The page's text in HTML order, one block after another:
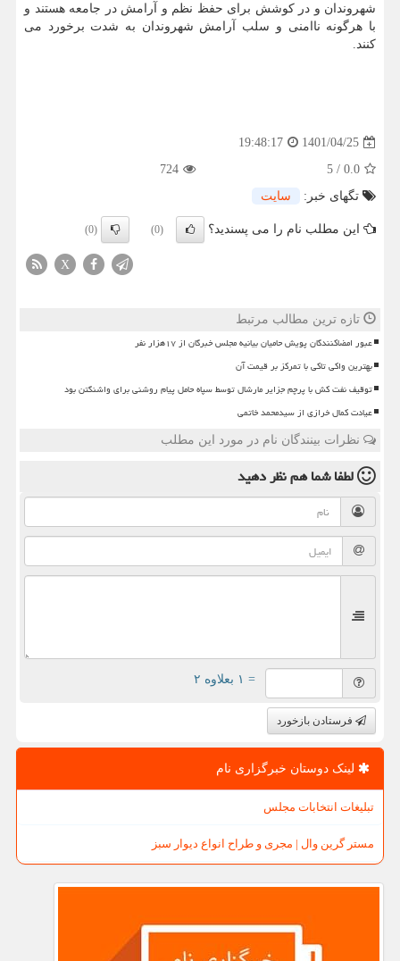
شهروندان و در کوشش برای حفظ نظم و آرامش در جامعه هستند و
با هرگونه ناامنی و سلب آرامش شهروندان به شدت برخورد می
کنند.
1401/04/25
19:48:17
0.0
/
5
724
تگهای خبر:
سایت
این مطلب نام را می پسندید؟ (0)
(0)
X
تازه ترین مطالب مرتبط
عبور امضاکنندگان پویش حامیان بیانیه مجلس خبرگان از ۱۷هزار نفر
بهترین واکی تاکی با تمرکز بر قیمت آن
توقیف نفت کش با پرچم جزایر مارشال توسط سپاه حامل پیام روشنی برای واشنگتن بود
عیادت کمال خرازی از سیدمحمد خاتمی
نظرات بینندگان نام در مورد این مطلب
لطفا شما همنظر دهید
= ۱ بعلاوه ۲
فرستادن بازخورد
لینک دوستان خبرگزاری نام
تبلیغات انتخابات مجلس
مستر گرین وال | مجری و طراح انواع دیوار سبز